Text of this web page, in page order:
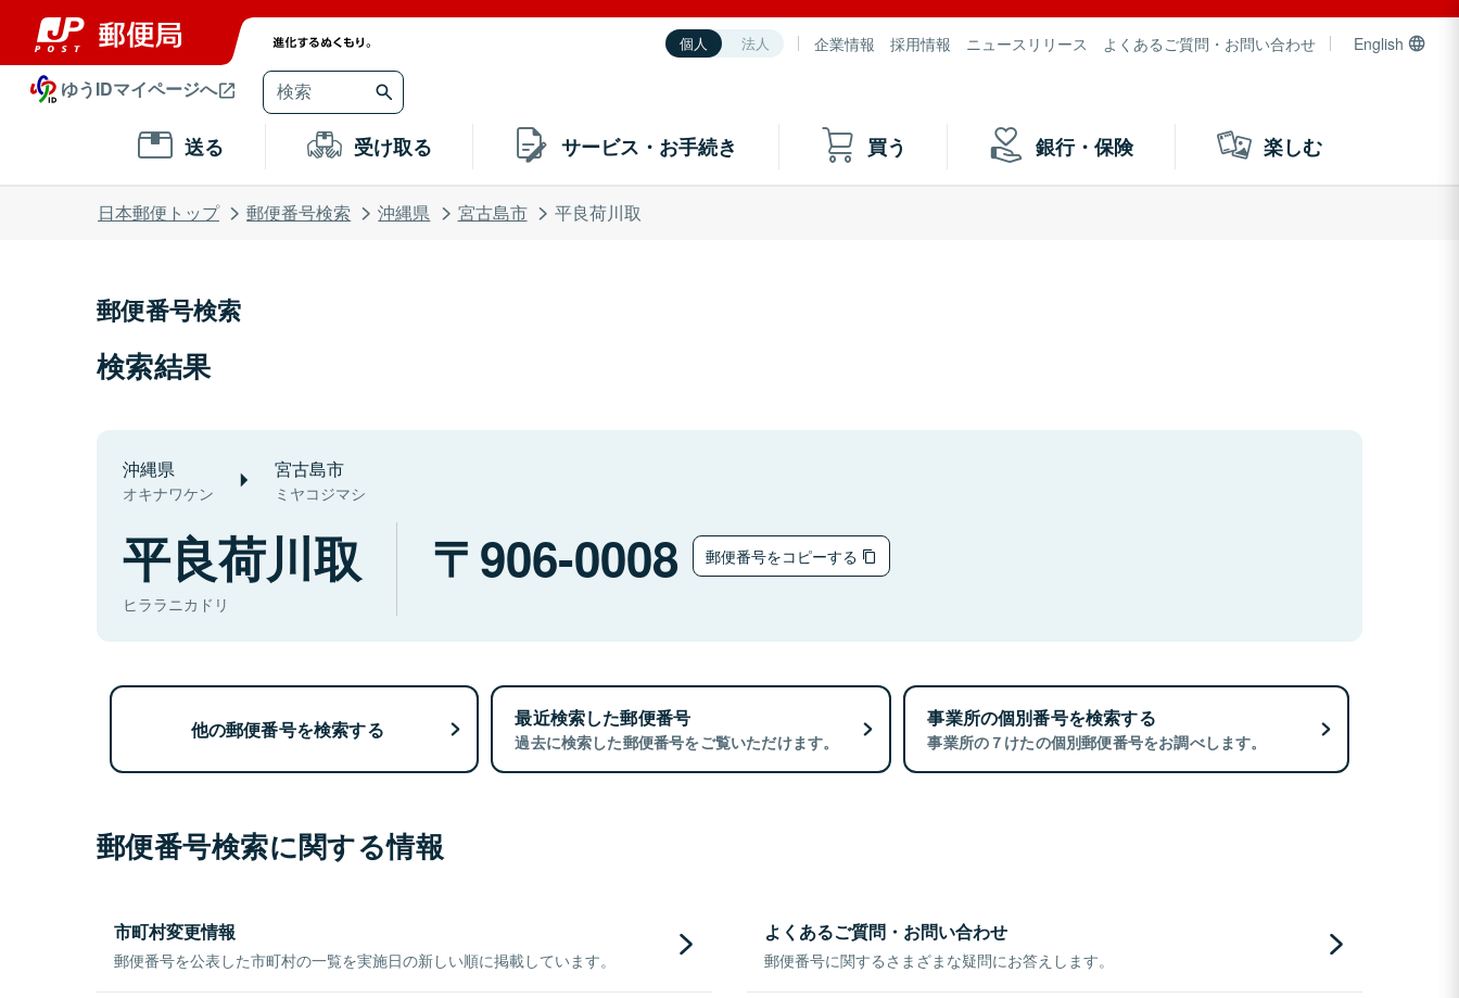
個人 法人 企業情報 採用情報 ニュースリリース よくあるご質問・お問い合わせ English
ゆうIDマイページへ
送る 受け取る サービス・お手続き 買う 銀行・保険 楽しむ
日本郵便トップ 郵便番号検索 沖縄県 宮古島市 平良荷川取
郵便番号検索
検索結果
沖縄県
オキナワケン
宮古島市
ミヤコジマシ
平良荷川取
ヒララニカドリ
906-0008 郵便番号をコピーする
他の郵便番号を検索する 最近検索した郵便番号
過去に検索した郵便番号をご覧いただけます。
事業所の個別番号を検索する
事業所の７けたの個別郵便番号をお調べします。
郵便番号検索に関する情報
市町村変更情報
郵便番号を公表した市町村の一覧を実施日の新しい順に掲載しています。
よくあるご質問・お問い合わせ
郵便番号に関するさまざまな疑問にお答えします。